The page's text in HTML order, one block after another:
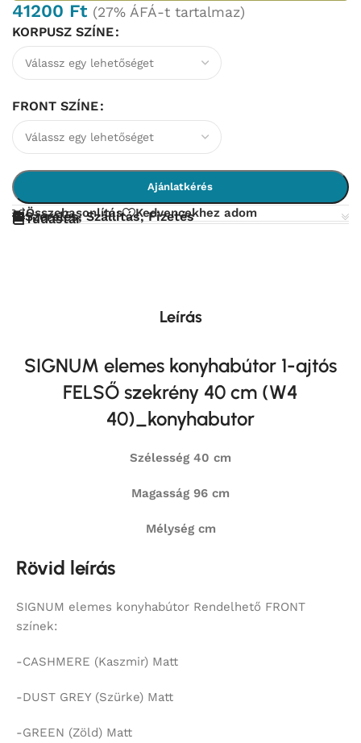
41200 Ft (27% ÁFÁ-t tartalmaz)
KORPUSZ SZÍNE
FRONT SZÍNE
Ajánlatkérés
Összehasonlítás Kedvencekhez adom
Szerelés, Szállítás, Fizetés
Tudástár
Leírás
SIGNUM elemes konyhabútor 1-ajtós
FELSŐ szekrény 40 cm (W4
40)_konyhabutor
Szélesség 40 cm
Magasság 96 cm
Mélység cm
Rövid leírás
SIGNUM elemes konyhabútor Rendelhető FRONT
színek:
-CASHMERE (Kaszmir) Matt
-DUST GREY (Szürke) Matt
-GREEN (Zöld) Matt